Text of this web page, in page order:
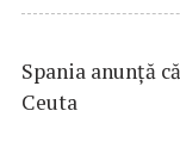
Spania anunţă
Ceuta